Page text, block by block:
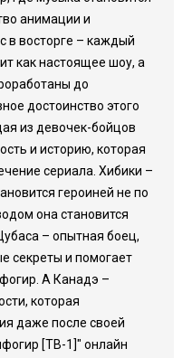
анимации и
в восторге – каждый
как настоящее шоу, а
до
достоинство этого
из девочек-бойцов
и историю, которая
сериала. Хибики –
героиней не по
она становится
– опытная боец,
секреты и помогает
А Канадэ –
которая
даже после своей
[ТВ-1]" онлайн